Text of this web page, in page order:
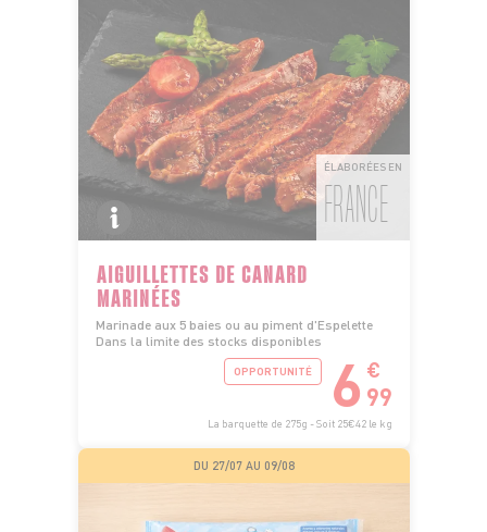
ÉLABORÉES EN
FRANCE
AIGUILLETTES DE CANARD
MARINÉES
Marinade aux 5 baies ou au piment d'Espelette
Dans la limite des stocks disponibles
OPPORTUNITÉ 6 €
99
La barquette de 275g - Soit 25€42 le kg
DU 27/07 AU 09/08